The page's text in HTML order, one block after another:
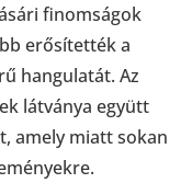
finomságok
erősítették a
hangulatát. Az
látványa együtt
amely miatt sokan